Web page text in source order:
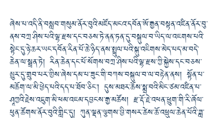
ཞེས་པ་འདི་ནི་བསླབ་གསུམ་ནོར་བུའི་མཛོད་མངའ་དབོན་ཨོ་རྒྱན་བསྟན་འཛིན་ནོར་བུ་
ནས་བཀྲ་ཤིས་པའི་ལྷ་རྫས་དང་བཅས་ཏེ་ནན་ཏན་དུ་བསྐུལ་བ་ཡིད་ལ་འཇགས་པའི་
སྟེང་དུ་ཉེ་ཆར་ཡང་དབོན་རིན་པོ་ཆེ་ཉིད་ནས་སྤྲུལ་པའི་སྐུ་འཇིགས་མེད་པད་མ་བདེ་
ཆེན་ལ་སྦྲན་ཏེ། རིན་ཆེན་དང་པོ་སོགས་བཀྲ་ཤིས་པའི་ལྷ་རྫས་ཀྱི་སྐྱེས་དང་བཅས་
མྱུར་དུ་གྲུབ་པར་གྱིས་ཞེས་དམ་པ་ཟུང་གི་བཀས་བསྐུལ་བ་ལ་བརྟེན་ནས། སྟོན་པ་
མཆོག་ལ་མི་ཕྱེད་པའི་དད་པ་ཐོབ་ཅིང་། དུས་མཐར་ཆོས་སྨྲ་བའི་མིང་ཙམ་འཛིན་པ་
ཤཱཀྱའི་རྗེས་འཇུག་མི་ཕམ་འཇམ་དབྱངས་རྒྱ་མཚོས། རྫ་རྡོ་རྗེ་འཕན་ཕྱུག་གི་རི་ཞོལ་
ཕུན་ཚོགས་ནོར་བུའི་གླིང་དུ། ཀུན་ལྡན་ལྕགས་བྱི་གསར་ཚེས་ཆོ་འཕྲུལ་ཆེན་པོའི་ཟླ་